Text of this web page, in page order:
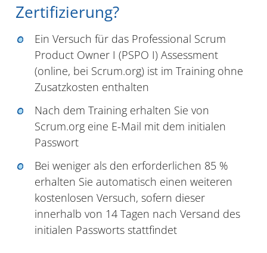
Zertifizierung?
Ein Versuch für das Professional Scrum
Product Owner I (PSPO I) Assessment
(online, bei Scrum.org) ist im Training ohne
Zusatzkosten enthalten
Nach dem Training erhalten Sie von
Scrum.org eine E-Mail mit dem initialen
Passwort
Bei weniger als den erforderlichen 85 %
erhalten Sie automatisch einen weiteren
kostenlosen Versuch, sofern dieser
innerhalb von 14 Tagen nach Versand des
initialen Passworts stattfindet